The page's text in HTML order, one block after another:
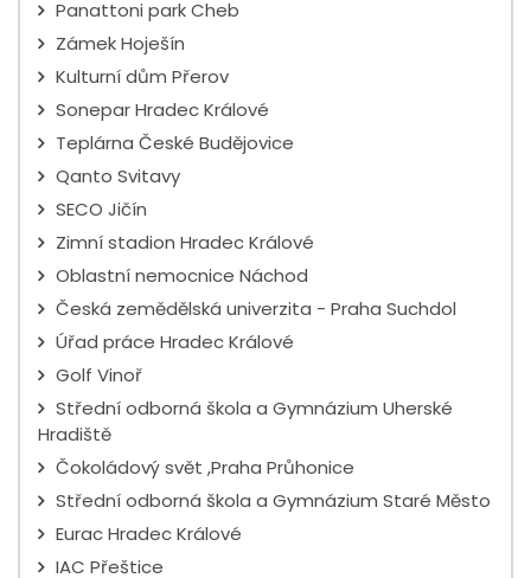
Panattoni park Cheb
Zámek Hoješín
Kulturní dům Přerov
Sonepar Hradec Králové
Teplárna České Budějovice
Qanto Svitavy
SECO Jičín
Zimní stadion Hradec Králové
Oblastní nemocnice Náchod
Česká zemědělská univerzita - Praha Suchdol
Úřad práce Hradec Králové
Golf Vinoř
Střední odborná škola a Gymnázium Uherské
Hradiště
Čokoládový svět ,Praha Průhonice
Střední odborná škola a Gymnázium Staré Město
Eurac Hradec Králové
IAC Přeštice